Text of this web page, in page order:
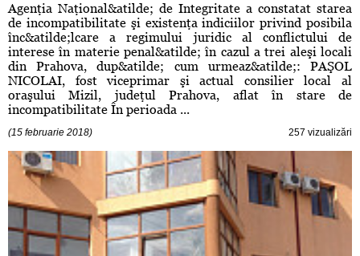
Agenţia Naţional&atilde; de Integritate a constatat starea
de incompatibilitate şi existenţa indiciilor privind posibila
înc&atilde;lcare a regimului juridic al conflictului de
interese în materie penal&atilde; în cazul a trei aleşi locali
din Prahova, dup&atilde; cum urmeaz&atilde;: PAŞOL
NICOLAI, fost viceprimar şi actual consilier local al
oraşului Mizil, judeţul Prahova, aflat în stare de
incompatibilitate În perioada ...
(15 februarie 2018) 257 vizualizări